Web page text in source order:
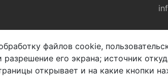
сетяхфайлов cookie,
его экрана; источник
открывает и на какие кнопки